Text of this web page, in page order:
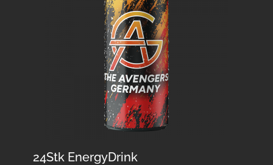
24Stk EnergyDrink